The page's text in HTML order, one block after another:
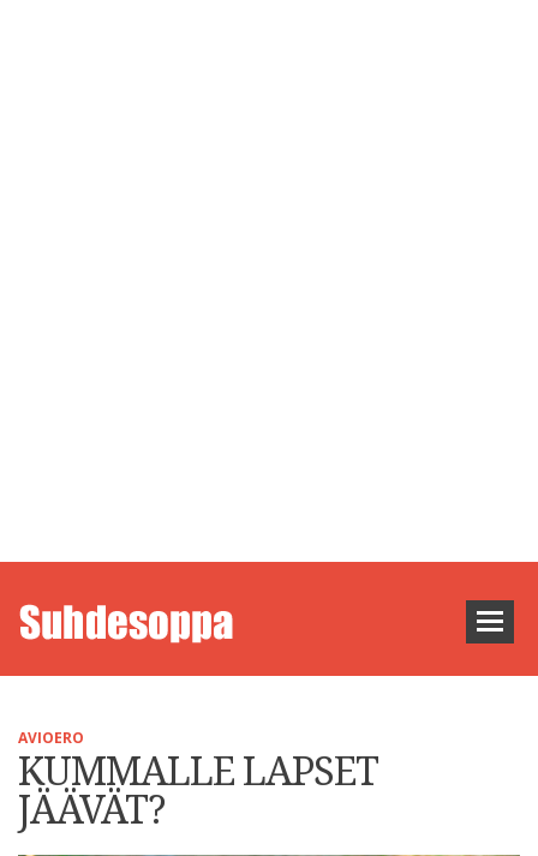
AVIOERO
KUMMALLE LAPSET
JÄÄVÄT?